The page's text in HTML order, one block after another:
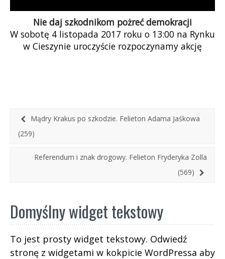
Nie daj szkodnikom pożreć demokracji
W sobotę 4 listopada 2017 roku o 13:00 na Rynku
w Cieszynie uroczyście rozpoczynamy akcję
Mądry Krakus po szkodzie. Felieton Adama Jaśkowa
(259)
Referendum i znak drogowy. Felieton Fryderyka Zolla
(569)
Domyślny widget tekstowy
To jest prosty widget tekstowy. Odwiedź
stronę z widgetami w kokpicie WordPressa aby